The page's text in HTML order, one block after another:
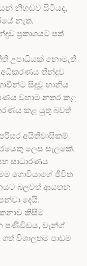
නිහඬව සිටියද,
නැත.
ප්‍රකාශයට පත්
උපාධියක් නොමැති
අධිකරණය තීන්දුව
සිදුවූ හානිය
වහාම නතර කළ
කළ යුතු බවත්
අයිතිවාසිකම්
ලෙස සැලකේ.
සාධාරණය
ගොවියාගේ ජීවිත
බලවත් ආයතන
දෙයි.
කිසිම
පණිවිඩය, වැන්ග්
විශාලතම පාඩම